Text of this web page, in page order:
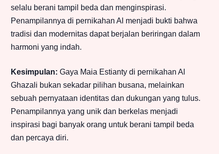
selalu berani tampil beda dan menginspirasi.
Penampilannya di pernikahan Al menjadi bukti bahwa
tradisi dan modernitas dapat berjalan beriringan dalam
harmoni yang indah.
Kesimpulan: Gaya Maia Estianty di pernikahan Al
Ghazali bukan sekadar pilihan busana, melainkan
sebuah pernyataan identitas dan dukungan yang tulus.
Penampilannya yang unik dan berkelas menjadi
inspirasi bagi banyak orang untuk berani tampil beda
dan percaya diri.